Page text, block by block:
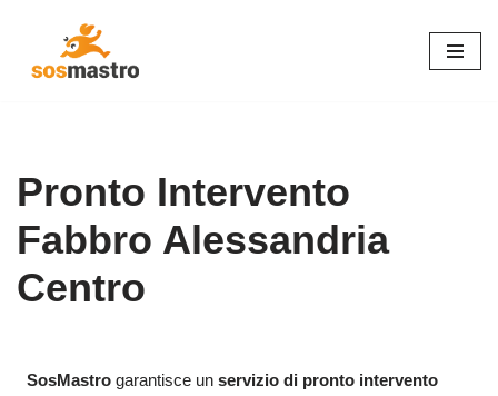
Pronto Intervento
Fabbro Alessandria
Centro
SosMastro garantisce unservizio di pronto intervento